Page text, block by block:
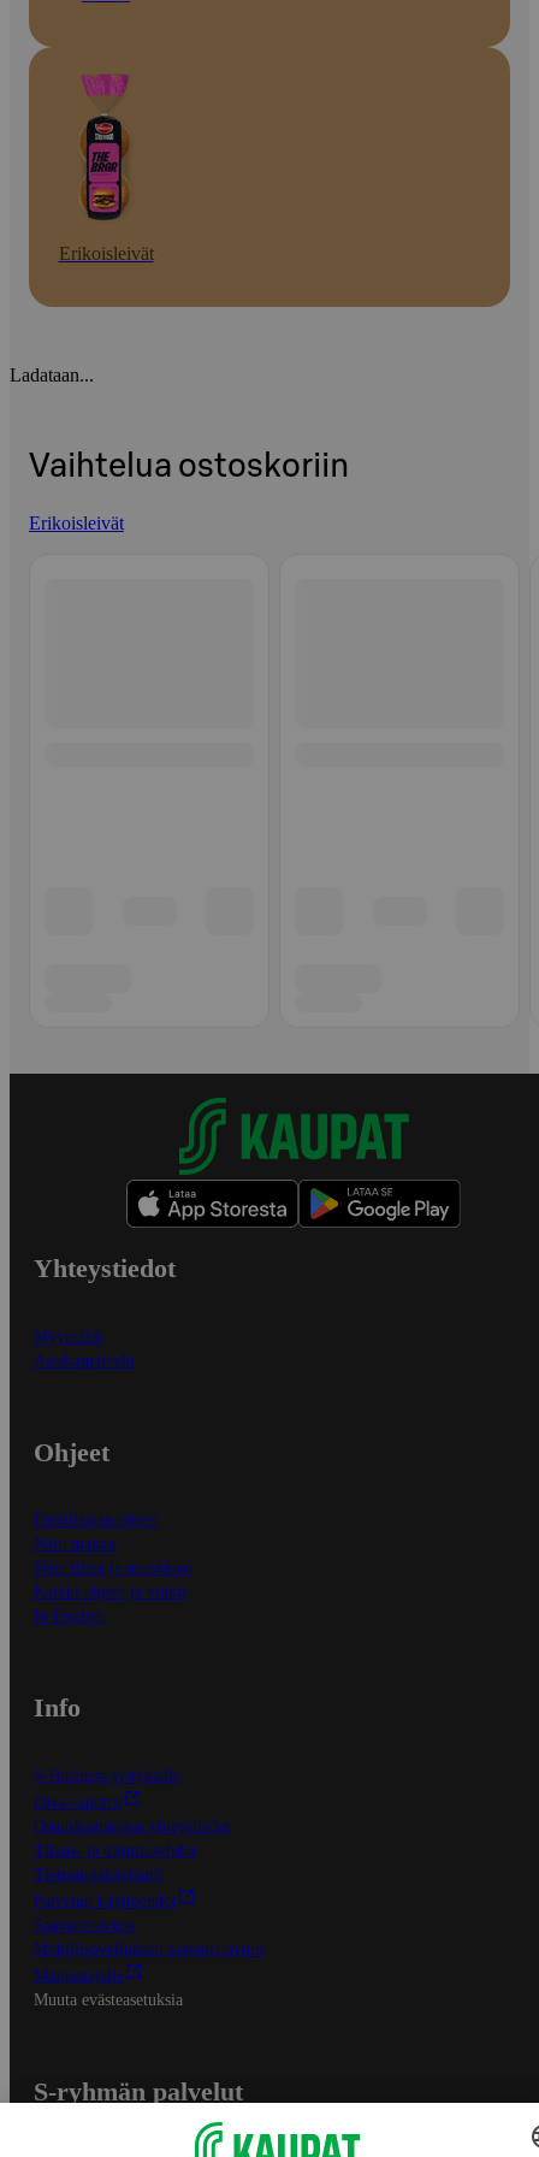
Erikoisleivät
Ladataan...
Vaihtelua ostoskoriin
Erikoisleivät
Yhteystiedot
Myymälät
Asiakaspalvelu
Ohjeet
Ensitilaajan ohjeet
Näin maksat
Näin tilaat ja muokkaat
Kaikki ohjeet ja vinkit
In English
Info
S-Business yrityksille
Oiva-raportit
Osuuskauppojen yhteystiedot
Tilaus- ja toimitusehdot
Tietosuojakäytäntö
Palvelun käyttöehdot
Saavutettavuus
Mobiilisovelluksen saavutettavuus
Mainostajalle
Muuta evästeasetuksia
S-ryhmän palvelut